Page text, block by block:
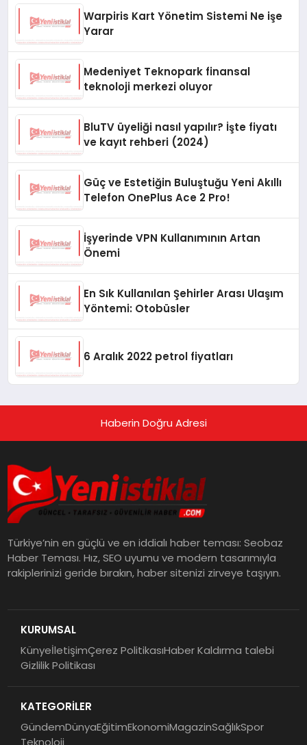
Warpiris Kart Yönetim Sistemi Ne işe
Yarar
Medeniyet Teknopark finansal
teknoloji merkezi oluyor
BluTV üyeliği nasıl yapılır? İşte fiyatı
ve kayıt rehberi (2024)
Güç ve Estetiğin Buluştuğu Yeni Akıllı
Telefon OnePlus Ace 2 Pro!
İşyerinde VPN Kullanımının Artan
Önemi
En Sık Kullanılan Şehirler Arası Ulaşım
Yöntemi: Otobüsler
6 Aralık 2022 petrol fiyatları
Haberin Doğru Adresi
Türkiye’nin en güçlü ve en iddialı haber teması: Seobaz
Haber Teması. Hız, SEO uyumu ve modern tasarımıyla
rakiplerinizi geride bırakın, haber sitenizi zirveye taşıyın.
KURUMSAL
KünyeİletişimÇerez PolitikasıHaber Kaldırma talebi
Gizlilik Politikası
KATEGORİLER
GündemDünyaEğitimEkonomiMagazinSağlıkSpor
Teknoloji